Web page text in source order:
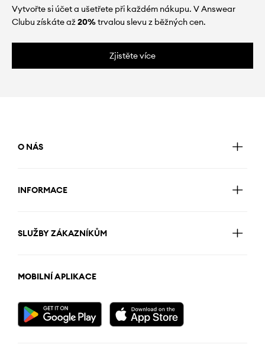
Vytvořte si účet a ušetřete při každém nákupu. V Answear
Clubu získáte až20%trvalou slevu z běžných cen.
Zjistěte více
O NÁS
INFORMACE
SLUŽBY ZÁKAZNÍKŮM
MOBILNÍ APLIKACE